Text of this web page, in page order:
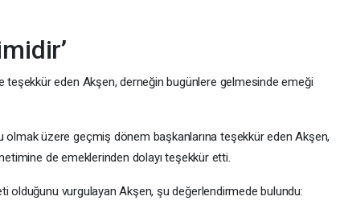
eden Akşen, derneğin bugünlere gelmesinde emeği
üzere geçmiş dönem başkanlarına teşekkür eden Akşen,
de emeklerinden dolayı teşekkür etti.
olduğunu vurgulayan Akşen, şu değerlendirmede bulundu: